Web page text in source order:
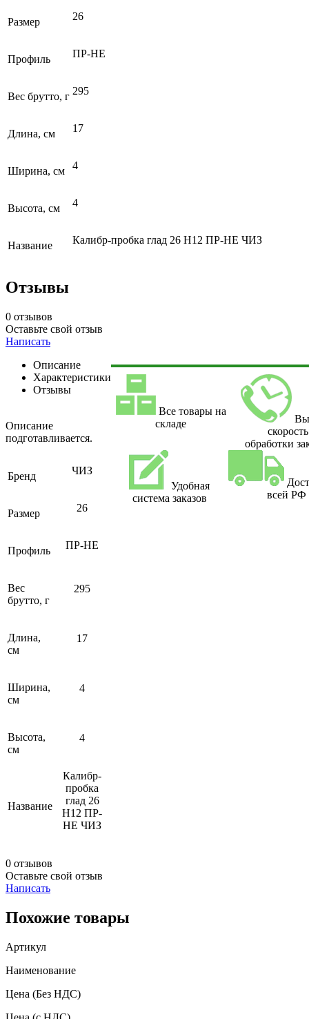
Размер 26
Профиль ПР-НЕ
Вес брутто, г 295
Длина, см 17
Ширина, см 4
Высота, см 4
Название Калибр-пробка глад 26 Н12 ПР-НЕ ЧИЗ
Отзывы
0 отзывов
Оставьте свой отзыв
Написать
Описание
Характеристики
Отзывы
Описание
подготавливается.
Бренд ЧИЗ
Размер 26
Профиль ПР-НЕ
Вес
брутто, г
295
Длина,
см
17
Ширина,
см
4
Высота,
см
4
Название
Калибр-
пробка
глад 26
Н12 ПР-
НЕ ЧИЗ
0 отзывов
Оставьте свой отзыв
Написать
Все товары на
складе
скорость
обработки
Удобная
система заказов
всей РФ
Похожие товары
Артикул
Наименование
Цена (Без НДС)